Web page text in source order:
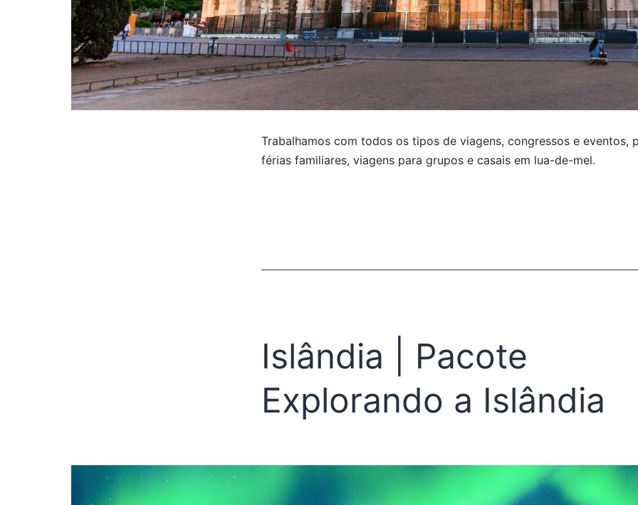
Trabalhamos com todos os tipos de viagens, congressos e eventos,
férias familiares, viagens para grupos e casais em lua-de-mel.
Islândia | Pacote
Explorando a Islândia